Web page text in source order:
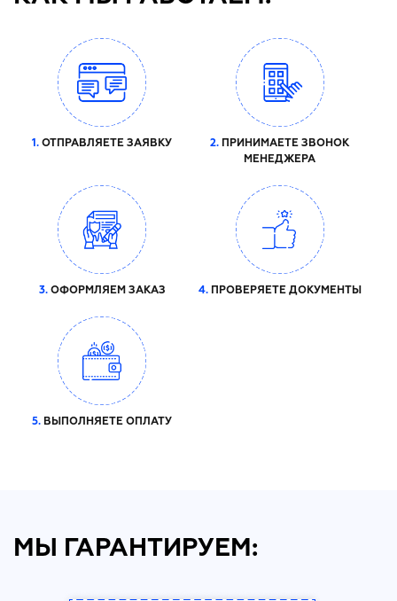
1. ОТПРАВЛЯЕТЕ ЗАЯВКУ 2. ПРИНИМАЕТЕ ЗВОНОК
МЕНЕДЖЕРА
3.ОФОРМЛЯЕМ ЗАКАЗ 4.ПРОВЕРЯЕТЕ ДОКУМЕНТЫ
5. ВЫПОЛНЯЕТЕ ОПЛАТУ
МЫ ГАРАНТИРУЕМ: